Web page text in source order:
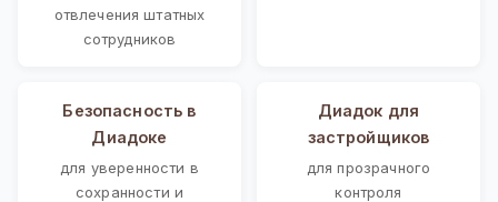
отвлечения штатных
сотрудников
Безопасность в
Диадоке
для уверенности в
сохранности и
Диадок для
застройщиков
для прозрачного
контроля